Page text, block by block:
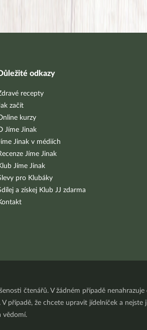
odkazy
recepty
začít
kurzy
Jíme Jinak
Jinak v médiích
Jíme Jinak
Jíme Jinak
pro Klubáky
a získej Klub JJ zdarma
čtenářů. V žádném případě
případě, že chcete upravit jídelníček a
vědomí.